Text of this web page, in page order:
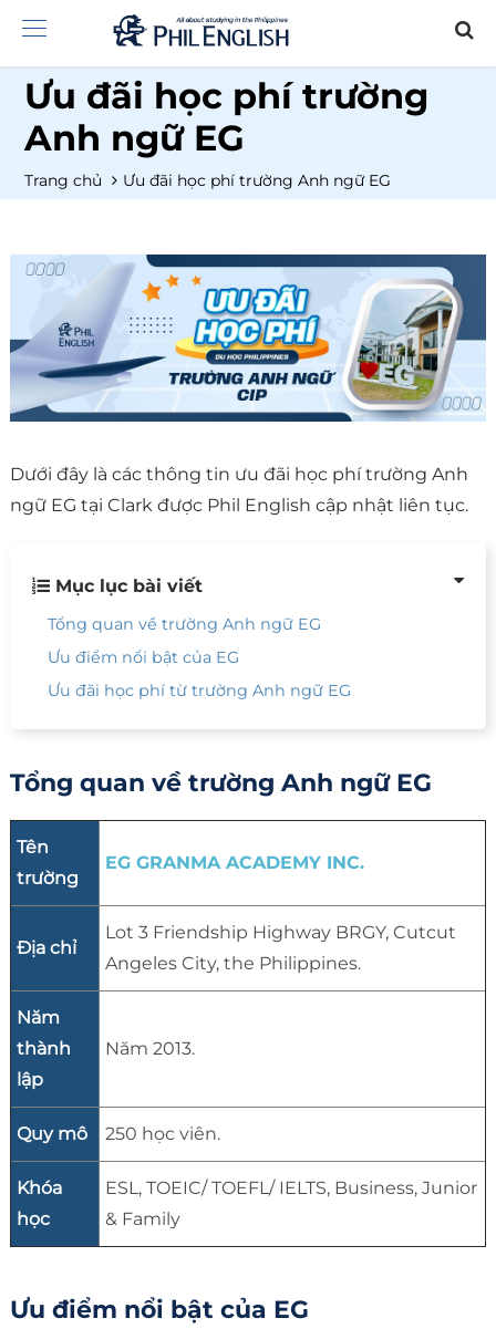
Ưu đãi học phí trường
Anh ngữ EG
Trang chủ Ưu đãi học phí trường Anh ngữ EG
Dưới đây là các thông tin ưu đãi học phí trường Anh
ngữ EG tại Clark được Phil English cập nhật liên tục.
Mục lục bài viết
Tổng quan về trường Anh ngữ EG
Ưu điểm nổi bật của EG
Ưu đãi học phí từ trường Anh ngữ EG
Tổng quan về trường Anh ngữ EG
Tên
trường
EG GRANMA ACADEMY INC.
Địa chỉ
Lot 3 Friendship Highway BRGY, Cutcut
Angeles City, the Philippines.
Năm
thành
lập
Năm 2013.
Quy mô 250 học viên.
Khóa
học
ESL, TOEIC/ TOEFL/ IELTS, Business, Junior
& Family
Ưu điểm nổi bật của EG